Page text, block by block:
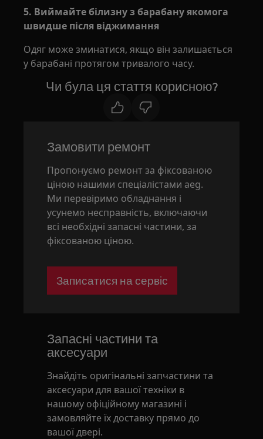
5. Виймайте білизну з барабану якомога
швидше після віджимання
Одяг може зминатися, якщо він залишається
у барабані протягом тривалого часу.
Чи була ця стаття корисною?
Замовити ремонт
Пропонуємо ремонт за фіксованою
ціною нашими спеціалістами aeg.
Ми перевіримо обладнання і
усунемо несправність, включаючи
всі необхідні запасні частини, за
фіксованою ціною.
Записатися на сервіс
Запасні частини та
аксесуари
Знайдіть оригінальні запчастини та
аксесуари для вашої техніки в
нашому офіційному магазині і
замовляйте їх доставку прямо до
вашої двері.